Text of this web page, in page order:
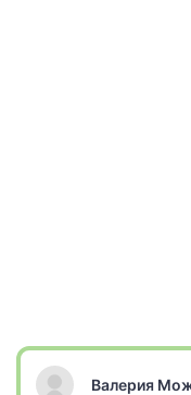
Валерия